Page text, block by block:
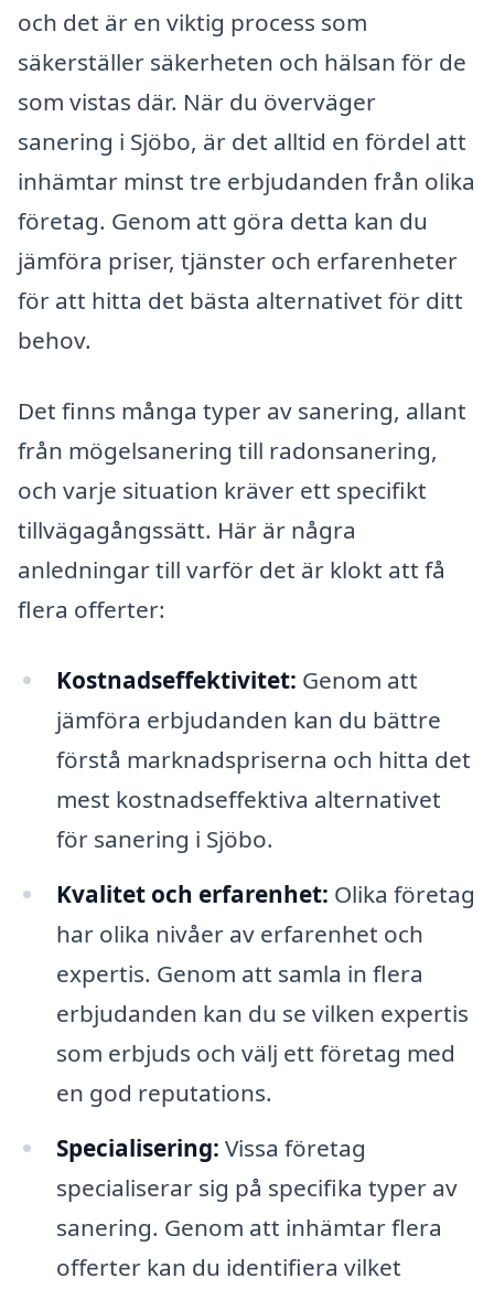
och det är en viktig process som
säkerställer säkerheten och hälsan för de
som vistas där. När du överväger
sanering i Sjöbo, är det alltid en fördel att
inhämtar minst tre erbjudanden från olika
företag. Genom att göra detta kan du
jämföra priser, tjänster och erfarenheter
för att hitta det bästa alternativet för ditt
behov.
Det finns många typer av sanering, allant
från mögelsanering till radonsanering,
och varje situation kräver ett specifikt
tillvägagångssätt. Här är några
anledningar till varför det är klokt att få
flera offerter:
Kostnadseffektivitet: Genom att
jämföra erbjudanden kan du bättre
förstå marknadspriserna och hitta det
mest kostnadseffektiva alternativet
för sanering i Sjöbo.
Kvalitet och erfarenhet: Olika företag
har olika nivåer av erfarenhet och
expertis. Genom att samla in flera
erbjudanden kan du se vilken expertis
som erbjuds och välj ett företag med
en god reputations.
Specialisering: Vissa företag
specialiserar sig på specifika typer av
sanering. Genom att inhämtar flera
offerter kan du identifiera vilket